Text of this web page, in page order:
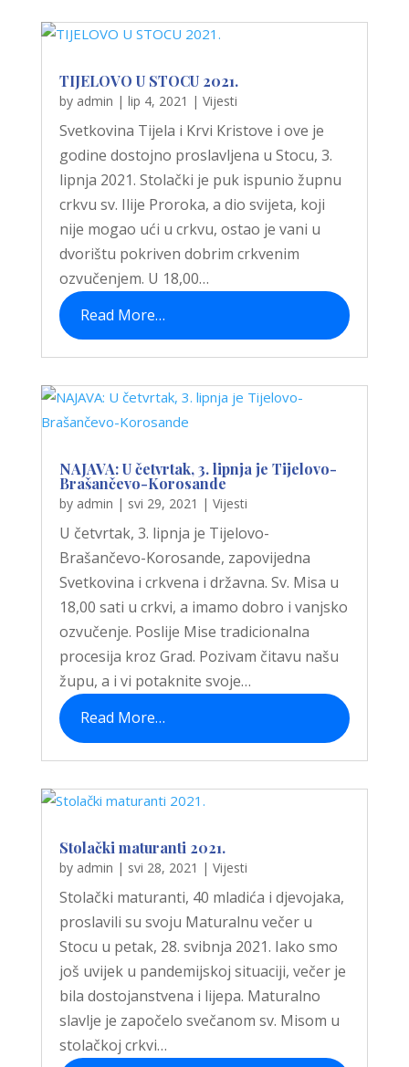
TIJELOVO U STOCU 2021.
by admin | lip 4, 2021 | Vijesti
Svetkovina Tijela i Krvi Kristove i ove je
godine dostojno proslavljena u Stocu, 3.
lipnja 2021. Stolački je puk ispunio župnu
crkvu sv. Ilije Proroka, a dio svijeta, koji
nije mogao ući u crkvu, ostao je vani u
dvorištu pokriven dobrim crkvenim
ozvučenjem. U 18,00…
Read More…
NAJAVA: U četvrtak, 3. lipnja je Tijelovo-
Brašančevo-Korosande
by admin | svi 29, 2021 | Vijesti
U četvrtak, 3. lipnja je Tijelovo-
Brašančevo-Korosande, zapovijedna
Svetkovina i crkvena i državna. Sv. Misa u
18,00 sati u crkvi, a imamo dobro i vanjsko
ozvučenje. Poslije Mise tradicionalna
procesija kroz Grad. Pozivam čitavu našu
župu, a i vi potaknite svoje…
Read More…
Stolački maturanti 2021.
by admin | svi 28, 2021 | Vijesti
Stolački maturanti, 40 mladića i djevojaka,
proslavili su svoju Maturalnu večer u
Stocu u petak, 28. svibnja 2021. Iako smo
još uvijek u pandemijskoj situaciji, večer je
bila dostojanstvena i lijepa. Maturalno
slavlje je započelo svečanom sv. Misom u
stolačkoj crkvi…